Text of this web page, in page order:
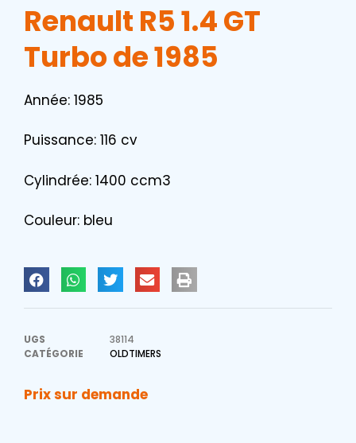
Renault R5 1.4 GT
Turbo de 1985
Année: 1985
Puissance: 116 cv
Cylindrée: 1400 ccm3
Couleur: bleu
UGS
38114
CATÉGORIE
OLDTIMERS
Prix sur demande